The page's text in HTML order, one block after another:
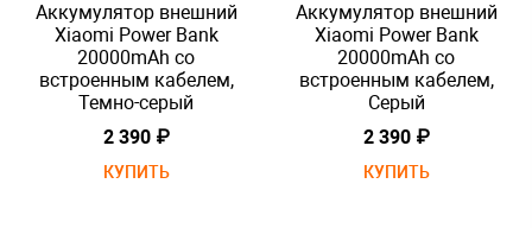
Аккумулятор внешний
Xiaomi Power Bank
20000mAh со
встроенным кабелем,
Темно-серый
2 390 ₽
КУПИТЬ
Аккумулятор внешний
Xiaomi Power Bank
20000mAh со
встроенным кабелем,
Серый
2 390 ₽
КУПИТЬ